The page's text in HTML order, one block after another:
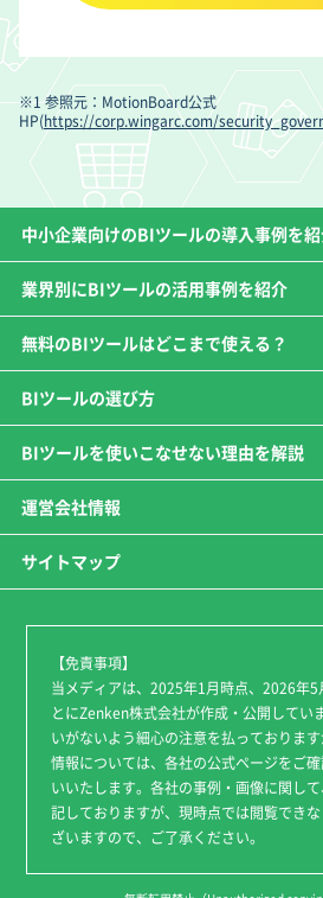
※1 参照元：MotionBoard公式
HP(https://corp.wingarc.com/
中小企業向けのBIツールの導入事例を
業界別にBIツールの活用事例を紹介
無料のBIツールはどこまで使える？
BIツールの選び方
BIツールを使いこなせない理由を解説
運営会社情報
サイトマップ
【免責事項】
当メディアは、2025年1月時点、2026年
とにZenken株式会社が作成・公開してい
いがないよう細心の注意を払っておりま
情報については、各社の公式ページをご
いいたします。各社の事例・画像に関し
記しておりますが、現時点では閲覧でき
ざいますので、ご了承ください。